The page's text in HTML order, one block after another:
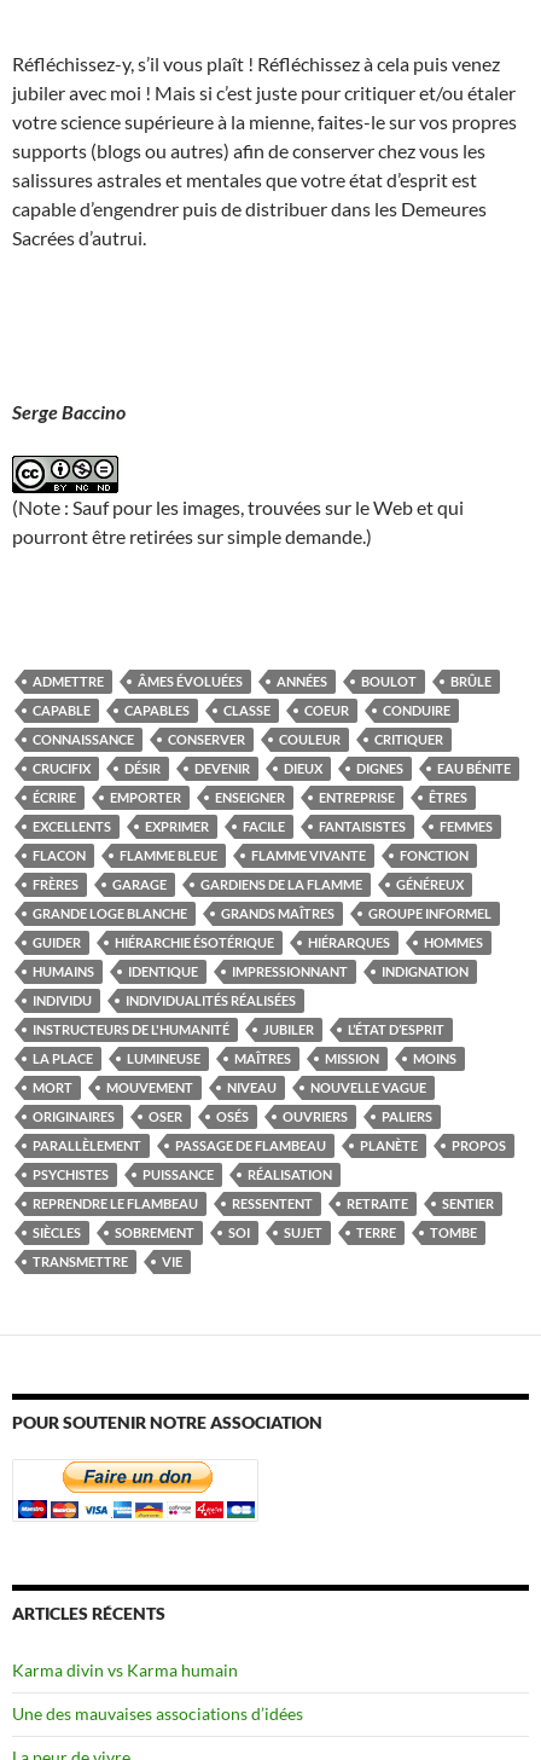
Réfléchissez-y, s’il vous plaît ! Réfléchissez à cela puis venez
jubiler avec moi ! Mais si c’est juste pour critiquer et/ou étaler
votre science supérieure à la mienne, faites-le sur vos propres
supports (blogs ou autres) afin de conserver chez vous les
salissures astrales et mentales que votre état d’esprit est
capable d’engendrer puis de distribuer dans les Demeures
Sacrées d’autrui.
Serge Baccino
(Note : Sauf pour les images, trouvées sur le Web et qui
pourront être retirées sur simple demande.)
ADMETTRE ÂMES ÉVOLUÉES ANNÉES BOULOT
BRÛLE
CAPABLE
CAPABLES CLASSE COEUR
CONDUIRE
CONNAISSANCE
CONSERVER COULEUR
CRITIQUER
CRUCIFIX
DÉSIR DEVENIR DIEUX DIGNES
EAU BÉNITE
ÉCRIRE
EMPORTER ENSEIGNER ENTREPRISE
ÊTRES
EXCELLENTS
EXPRIMER FACILE FANTAISISTES
FEMMES
FLACON
FLAMME BLEUE FLAMME VIVANTE
FONCTION
FRÈRES
GARAGE GARDIENS DE LA FLAMME
GÉNÉREUX
GRANDE LOGE BLANCHE
GRANDS MAÎTRES
GROUPE INFORMEL
GUIDER
HIÉRARCHIE ÉSOTÉRIQUE HIÉRARQUES
HOMMES
HUMAINS
IDENTIQUE IMPRESSIONNANT
INDIGNATION
INDIVIDU
INDIVIDUALITÉS RÉALISÉES
INSTRUCTEURS DE L'HUMANITÉ
JUBILER
L’ÉTAT D’ESPRIT
LA PLACE
LUMINEUSE MAÎTRES MISSION
MOINS
MORT
MOUVEMENT NIVEAU
NOUVELLE VAGUE
ORIGINAIRES
OSER OSÉS OUVRIERS
PALIERS
PARALLÈLEMENT
PASSAGE DE FLAMBEAU PLANÈTE
PROPOS
PSYCHISTES
PUISSANCE
RÉALISATION
REPRENDRE LE FLAMBEAU
RESSENTENT RETRAITE
SENTIER
SIÈCLES
SOBREMENT SOI SUJET TERRE
TOMBE
TRANSMETTRE
VIE
POUR SOUTENIR NOTRE ASSOCIATION
ARTICLES RÉCENTS
Karma divin vs Karma humain
Une des mauvaises associations d’idées